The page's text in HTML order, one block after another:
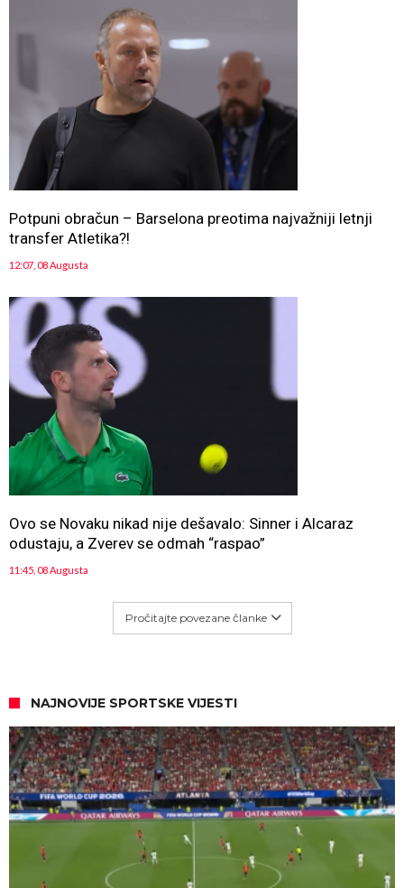
Potpuni obračun – Barselona preotima najvažniji letnji
transfer Atletika?!
12:07, 08 Augusta
Ovo se Novaku nikad nije dešavalo: Sinner i Alcaraz
odustaju, a Zverev se odmah “raspao”
11:45, 08 Augusta
Pročitajte povezane članke
NAJNOVIJE SPORTSKE VIJESTI